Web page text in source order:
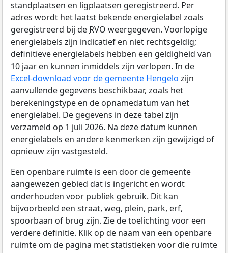
standplaatsen en ligplaatsen geregistreerd. Per
adres wordt het laatst bekende energielabel zoals
geregistreerd bij de RVO weergegeven. Voorlopige
energielabels zijn indicatief en niet rechtsgeldig;
definitieve energielabels hebben een geldigheid van
10 jaar en kunnen inmiddels zijn verlopen. In de
Excel-download voor de gemeente Hengelo zijn
aanvullende gegevens beschikbaar, zoals het
berekeningstype en de opnamedatum van het
energielabel. De gegevens in deze tabel zijn
verzameld op 1 juli 2026. Na deze datum kunnen
energielabels en andere kenmerken zijn gewijzigd of
opnieuw zijn vastgesteld.
Een openbare ruimte is een door de gemeente
aangewezen gebied dat is ingericht en wordt
onderhouden voor publiek gebruik. Dit kan
bijvoorbeeld een straat, weg, plein, park, erf,
spoorbaan of brug zijn. Zie de toelichting voor een
verdere definitie. Klik op de naam van een openbare
ruimte om de pagina met statistieken voor die ruimte